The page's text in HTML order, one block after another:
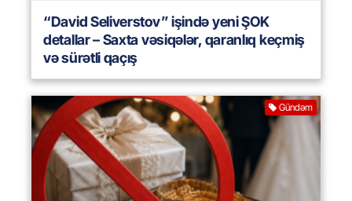
“David Seliverstov” işində yeni ŞOK
detallar – Saxta vəsiqələr, qaranlıq keçmiş
və sürətli qaçış
Gündəm